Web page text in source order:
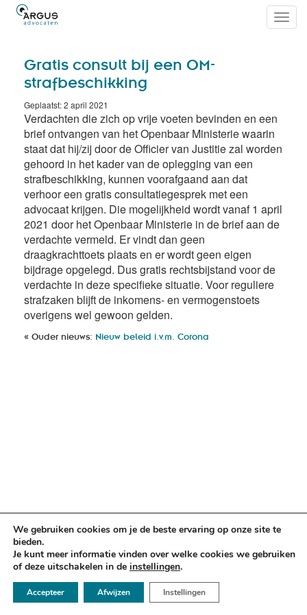
Gratis consult bij een OM-
strafbeschikking
Geplaatst: 2 april 2021
Verdachten die zich op vrije voeten bevinden en een
brief ontvangen van het Openbaar Ministerie waarin
staat dat hij/zij door de Officier van Justitie zal worden
gehoord in het kader van de oplegging van een
strafbeschikking, kunnen voorafgaand aan dat
verhoor een gratis consultatiegesprek met een
advocaat krijgen. Die mogelijkheid wordt vanaf 1 april
2021 door het Openbaar Ministerie in de brief aan de
verdachte vermeld. Er vindt dan geen
draagkrachttoets plaats en er wordt geen eigen
bijdrage opgelegd. Dus gratis rechtsbijstand voor de
verdachte in deze specifieke situatie. Voor reguliere
strafzaken blijft de inkomens- en vermogenstoets
overigens wel gewoon gelden.
« Ouder nieuws: Nieuw beleid i.v.m. Corona
✉ info@argusadvocaten.nl
We gebruiken cookies om je de beste ervaring op onze site te
bieden.
Je kunt meer informatie vinden over welke cookies we gebruiken
of deze uitschakelen in de instellingen.
Accepteer Afwijzen Instellingen